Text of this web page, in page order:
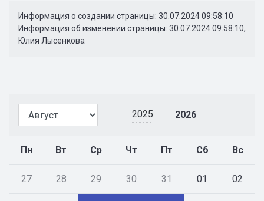
2025 2026
Пн Вт Ср Чт Пт Сб Вс
27 28 29 30 31 01 02
Информация о создании страницы: 30.07.2024 09:58:10
Информация об изменении страницы: 30.07.2024 09:58:10,
Юлия Лысенкова